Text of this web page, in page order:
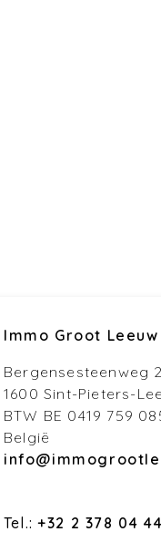
Immo Groot Leeuw
Bergensesteenweg
1600 Sint-Pieters-
BTW BE 0419 759
België
Tel.: +32 2 378 04 44